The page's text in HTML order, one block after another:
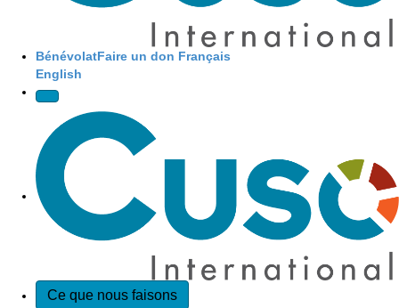
FAIRE UN
BénévolatFaire un don Français
English
Ce que nous faisons